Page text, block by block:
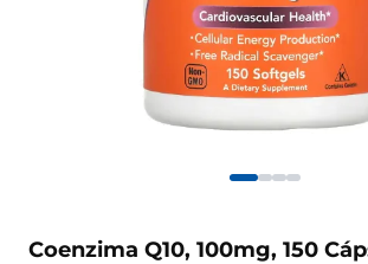
Coenzima Q10, 100mg, 150